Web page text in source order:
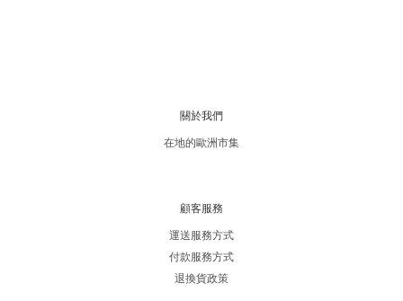
關於我們
在地的歐洲市集
顧客服務
運送服務方式
付款服務方式
退換貨政策